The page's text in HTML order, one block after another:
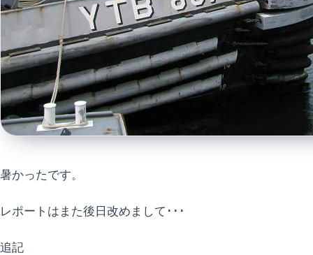
暑かったです。
レポートはまた後日改めまして･･･
追記